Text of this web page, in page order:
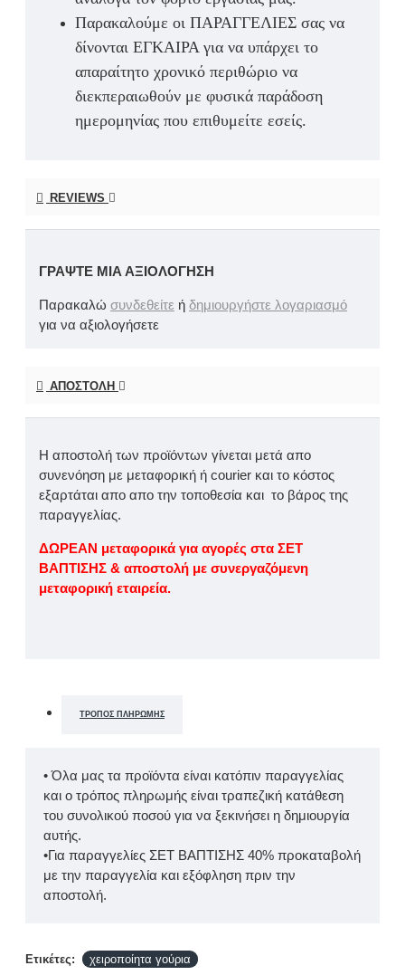
Παρακαλούμε οι ΠΑΡΑΓΓΕΛΙΕΣ σας να
δίνονται ΕΓΚΑΙΡΑ για να υπάρχει το
απαραίτητο χρονικό περιθώριο να
διεκπεραιωθούν με φυσικά παράδοση
ημερομηνίας που επιθυμείτε εσείς.
REVIEWS
ΓΡΆΨΤΕ ΜΙΑ ΑΞΙΟΛΌΓΗΣΗ
Παρακαλώ συνδεθείτε ή δημιουργήστε λογαριασμό
για να αξιολογήσετε
ΑΠΟΣΤΟΛΉ
Η αποστολή των προϊόντων γίνεται μετά απο
συνενόηση με μεταφορική ή courier και το κόστος
εξαρτάται απο απο την τοποθεσία και το βάρος της
παραγγελίας.
ΔΩΡΕΑΝ μεταφορικά για αγορές στα ΣΕΤ
ΒΑΠΤΙΣΗΣ & αποστολή με συνεργαζόμενη
μεταφορική εταιρεία.
ΤΡΌΠΟΣ ΠΛΗΡΩΜΉΣ
• Όλα μας τα προϊόντα είναι κατόπιν παραγγελίας
και ο τρόπος πληρωμής είναι τραπεζική κατάθεση
του συνολικού ποσού για να ξεκινήσει η δημιουργία
αυτής.
•Για παραγγελίες ΣΕΤ ΒΑΠΤΙΣΗΣ 40% προκαταβολή
με την παραγγελία και εξόφληση πριν την
αποστολή.
Ετικέτες: χειροποίητα γούρια